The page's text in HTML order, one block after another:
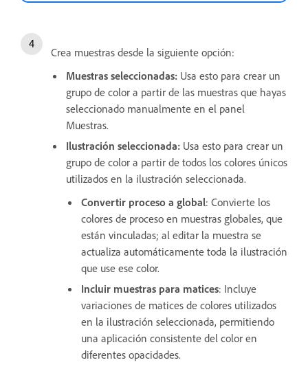
Crea muestras desde la siguiente opción:
Muestras seleccionadas: Usa esto para crear un
grupo de color a partir de las muestras que hayas
seleccionado manualmente en el panel
Muestras.
Ilustración seleccionada: Usa esto para crear un
grupo de color a partir de todos los colores únicos
utilizados en la ilustración seleccionada.
Convertir proceso a global: Convierte los
colores de proceso en muestras globales, que
están vinculadas; al editar la muestra se
actualiza automáticamente toda la ilustración
que use ese color.
Incluir muestras para matices: Incluye
variaciones de matices de colores utilizados
en la ilustración seleccionada, permitiendo
una aplicación consistente del color en
diferentes opacidades.